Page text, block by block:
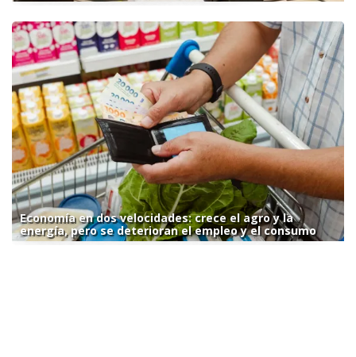
Economía en dos velocidades: crece el agro y la
energía, pero se deterioran el empleo y el consumo